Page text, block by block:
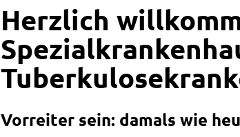
Herzlich
Vorreiter sein: damals wie